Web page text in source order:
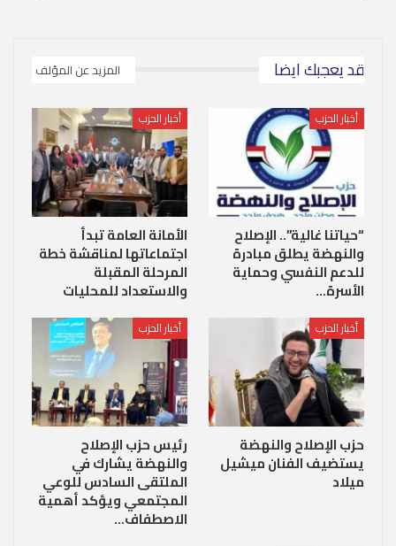
قد يعجبك ايضا المزيد عن المؤلف
أخبار الحزب
“حياتنا غالية”.. الإصلاح
والنهضة يطلق مبادرة
للدعم النفسي وحماية
الأسرة…
أخبار الحزب
الأمانة العامة تبدأ
اجتماعاتها لمناقشة خطة
المرحلة المقبلة
والاستعداد للمحليات
أخبار الحزب
حزب الإصلاح والنهضة
يستضيف الفنان ميشيل
ميلاد
أخبار الحزب
رئيس حزب الإصلاح
والنهضة يشارك في
الملتقى السادس للوعي
المجتمعي ويؤكد أهمية
الاصطفاف…